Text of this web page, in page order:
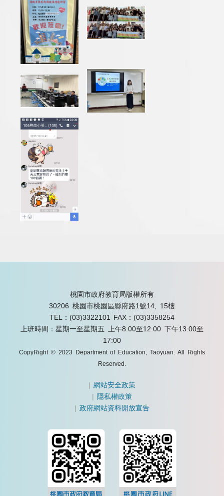
桃園市政府教育局版權所有
30206 桃園市桃園區縣府路1號14, 15樓
TEL：(03)3322101
FAX：(03)3358254
上班時間：星期一至星期五 上午8:00至12:00 下午13:00至
17:00
CopyRight © 2023 Department of Education, Taoyuan. All Rights
Reserved.
|網站安全政策
| 隱私權政策
|政府網站資料開放宣告